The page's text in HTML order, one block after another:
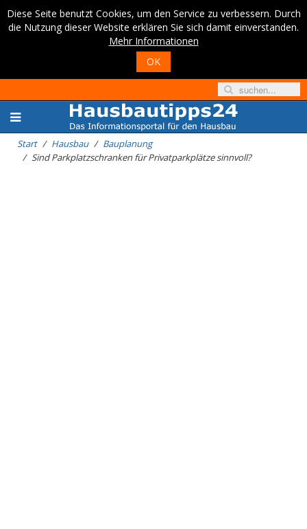
Diese Seite benutzt Cookies, um den Service zu verbessern. Durch
die Nutzung dieser Website erklären Sie sich damit einverstanden.
Mehr Informationen
OK
Start Hausbau
Bauplanung
Sind Parkplatzschranken für Privatparkplätze sinnvoll?